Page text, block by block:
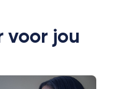
voor jou